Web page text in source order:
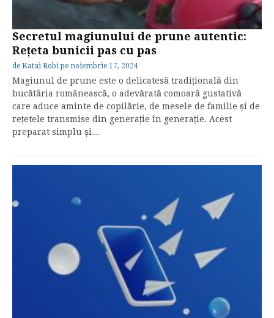
Secretul magiunului de prune autentic:
Rețeta bunicii pas cu pas
de Katai Robi pe noiembrie 17, 2024
Magiunul de prune este o delicatesă tradițională din
bucătăria românească, o adevărată comoară gustativă
care aduce aminte de copilărie, de mesele de familie și de
rețetele transmise din generație în generație. Acest
preparat simplu și…